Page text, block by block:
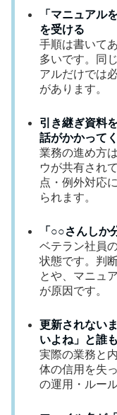
「マニュアル
を受ける
手順は書いて
多いです。同
アルだけでは
があります。
引き継ぎ資料
話がかかって
業務の進め方
ウが共有され
点・例外対応
られます。
「○○さんしか
ベテラン社員
状態です。判
とや、マニュ
が原因です。
更新されない
いよね」と誰
実際の業務と
体の信用を失
の運用・ルー